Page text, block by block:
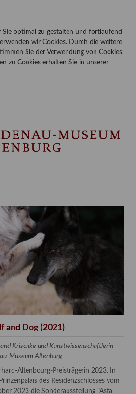
Sie optimal zu gestalten und fortlaufend
wir Cookies. Durch die weitere
Sie der Verwendung von Cookies
zu Cookies erhalten Sie in unserer
and Dog (2021)
Krischke und Kunstwissenschaftlerin
Museum Altenburg
Altenbourg-Preisträgerin 2023. In
des Residenzschlosses vom
2023 die Sonderausstellung "Asta